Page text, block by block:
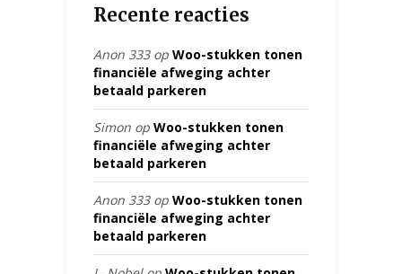
Recente reacties
Anon 333op Woo-stukken tonen
financiële afweging achter
betaald parkeren
Simon op Woo-stukken tonen
financiële afweging achter
betaald parkeren
Anon 333op Woo-stukken tonen
financiële afweging achter
betaald parkeren